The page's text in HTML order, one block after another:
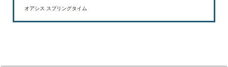
オアシス スプリングタイム